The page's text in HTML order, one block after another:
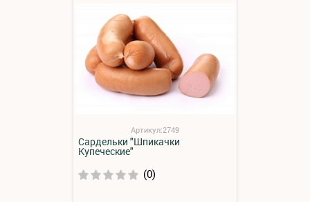
Артикул:2749
Сардельки "Шпикачки
Купеческие"
(0)